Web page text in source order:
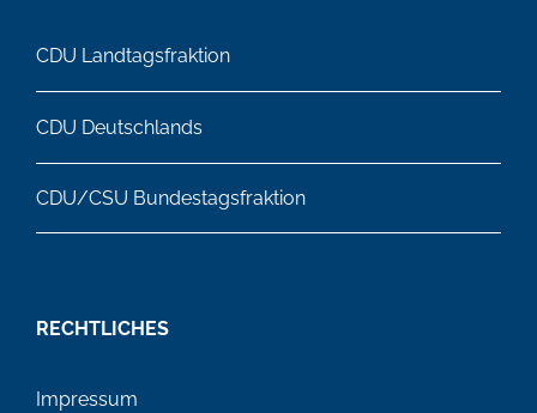
CDU Landtagsfraktion
CDU Deutschlands
CDU/CSU Bundestagsfraktion
RECHTLICHES
Impressum